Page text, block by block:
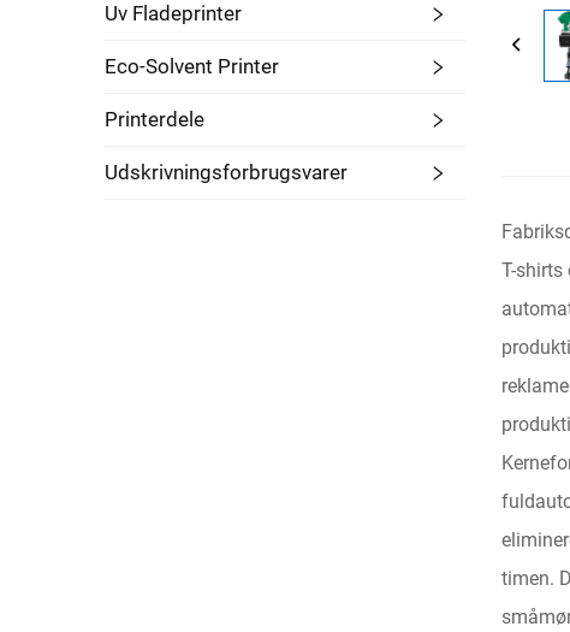
Uv Fladeprinter
Eco-Solvent Printer
Printerdele
Udskrivningsforbrugsvarer
T-
timen.